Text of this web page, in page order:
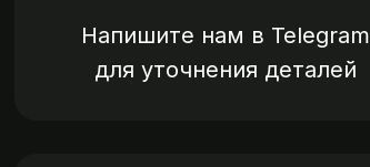
Напишите нам в Telegram
для уточнения деталей